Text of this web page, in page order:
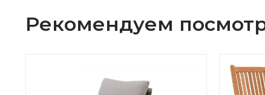
Рекомендуем